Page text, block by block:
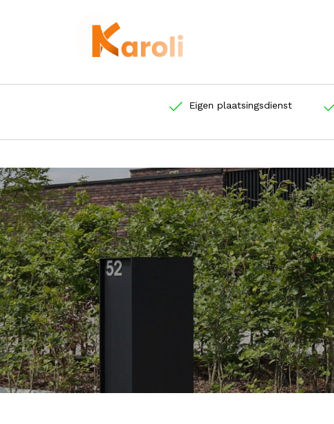
Eigen plaatsingsdienst